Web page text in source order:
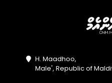
H. Maadhoo,
Male', Republic of